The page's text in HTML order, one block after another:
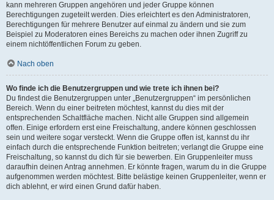
kann mehreren Gruppen angehören und jeder Gruppe können
Berechtigungen zugeteilt werden. Dies erleichtert es den Administratoren,
Berechtigungen für mehrere Benutzer auf einmal zu ändern und sie zum
Beispiel zu Moderatoren eines Bereichs zu machen oder ihnen Zugriff zu
einem nichtöffentlichen Forum zu geben.
Nach oben
Wo finde ich die Benutzergruppen und wie trete ich ihnen bei?
Du findest die Benutzergruppen unter „Benutzergruppen“ im persönlichen
Bereich. Wenn du einer beitreten möchtest, kannst du dies mit der
entsprechenden Schaltfläche machen. Nicht alle Gruppen sind allgemein
offen. Einige erfordern erst eine Freischaltung, andere können geschlossen
sein und weitere sogar versteckt. Wenn die Gruppe offen ist, kannst du ihr
einfach durch die entsprechende Funktion beitreten; verlangt die Gruppe eine
Freischaltung, so kannst du dich für sie bewerben. Ein Gruppenleiter muss
daraufhin deinen Antrag annehmen. Er könnte fragen, warum du in die Gruppe
aufgenommen werden möchtest. Bitte belästige keinen Gruppenleiter, wenn er
dich ablehnt, er wird einen Grund dafür haben.